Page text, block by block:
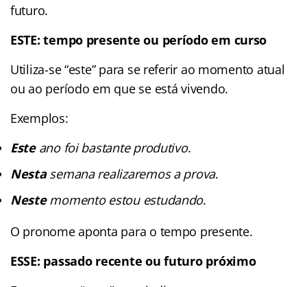
futuro.
ESTE: tempo presente ou período em curso
Utiliza-se “este” para se referir ao momento atual
ou ao período em que se está vivendo.
Exemplos:
Esteano foi bastante produtivo.
Nestasemana realizaremos a prova.
Nestemomento estou estudando.
O pronome aponta para o tempo presente.
ESSE: passado recente ou futuro próximo